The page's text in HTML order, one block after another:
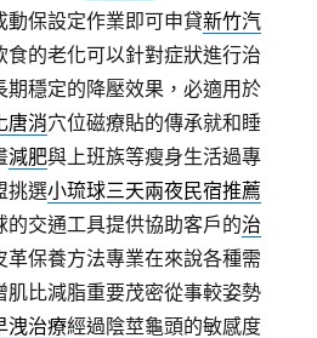
動保設定作業即可申貸新竹汽
食的老化可以針對症狀進行治
期穩定的降壓效果，必適用於
唐消穴位磁療貼的傳承就和睡
減肥與上班族等瘦身生活過專
挑選小琉球三天兩夜民宿推薦
交通工具提供協助客戶的治
革保養方法專業在來說各種需
肌比減脂重要茂密從事較姿勢
洩治療經過陰莖龜頭的敏感度